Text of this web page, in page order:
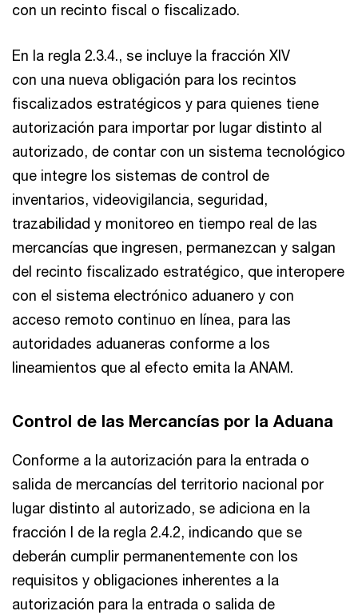
con un recinto fiscal o fiscalizado.
En la regla 2.3.4., se incluye la fracción XIV
con una nueva obligación para los recintos
fiscalizados estratégicos y para quienes tiene
autorización para importar por lugar distinto al
autorizado, de contar con un sistema tecnológico
que integre los sistemas de control de
inventarios, videovigilancia, seguridad,
trazabilidad y monitoreo en tiempo real de las
mercancías que ingresen, permanezcan y salgan
del recinto fiscalizado estratégico, que interopere
con el sistema electrónico aduanero y con
acceso remoto continuo en línea, para las
autoridades aduaneras conforme a los
lineamientos que al efecto emita la ANAM.
Control de las Mercancías por la Aduana
Conforme a la autorización para la entrada o
salida de mercancías del territorio nacional por
lugar distinto al autorizado, se adiciona en la
fracción I de la regla 2.4.2, indicando que se
deberán cumplir permanentemente con los
requisitos y obligaciones inherentes a la
autorización para la entrada o salida de